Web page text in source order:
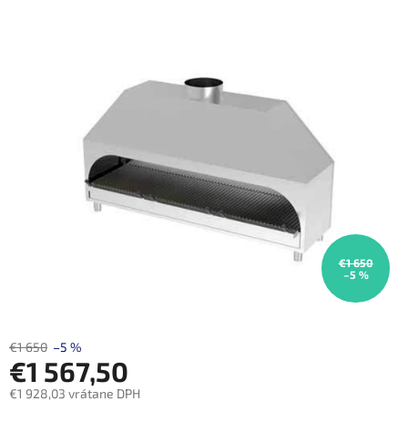
€1 650
–5 %
€1 650 –5 %
€1 567,50
€1 928,03 vrátane DPH